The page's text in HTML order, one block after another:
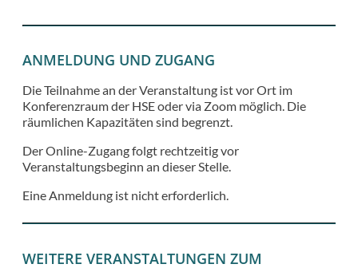
ANMELDUNG UND ZUGANG
Die Teilnahme an der Veranstaltung ist vor Ort im
Konferenzraum der HSE oder via Zoom möglich. Die
räumlichen Kapazitäten sind begrenzt.
Der Online-Zugang folgt rechtzeitig vor
Veranstaltungsbeginn an dieser Stelle.
Eine Anmeldung ist nicht erforderlich.
WEITERE VERANSTALTUNGEN ZUM